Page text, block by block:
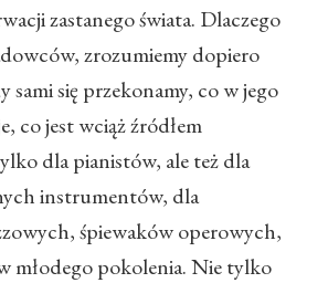
zastanego świata. Dlaczego
zrozumiemy dopiero
sami się przekonamy, co w jego
co jest wciąż źródłem
dla pianistów, ale też dla
instrumentów, dla
śpiewaków operowych,
młodego pokolenia. Nie tylko